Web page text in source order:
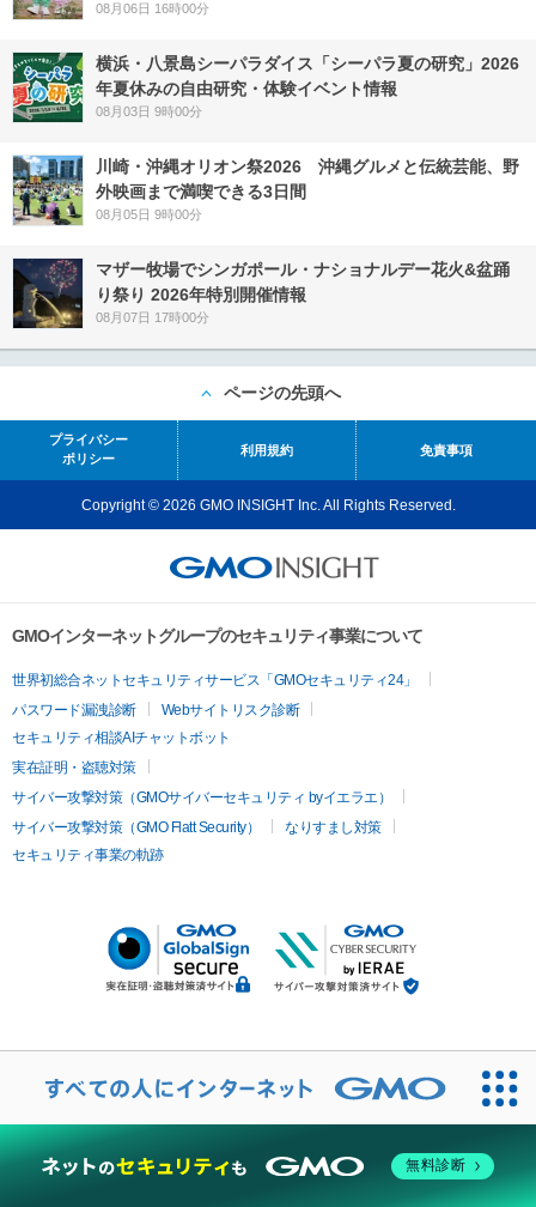
08月06日 16時00分
横浜・八景島シーパラダイス「シーパラ夏の研究」2026
年夏休みの自由研究・体験イベント情報
08月03日 9時00分
川崎・沖縄オリオン祭2026 沖縄グルメと伝統芸能、野
外映画まで満喫できる3日間
08月05日 9時00分
マザー牧場でシンガポール・ナショナルデー花火&盆踊
り祭り 2026年特別開催情報
08月07日 17時00分
ページの先頭へ
プライバシー
ポリシー
利用規約 免責事項
Copyright © 2026 GMO INSIGHT Inc. All Rights Reserved.
GMOインターネットグループのセキュリティ事業について
世界初総合ネットセキュリティサービス「GMOセキュリティ24」
パスワード漏洩診断
Webサイトリスク診断
セキュリティ相談AIチャットボット
実在証明・盗聴対策
サイバー攻撃対策（GMOサイバーセキュリティ byイエラエ）
サイバー攻撃対策（GMO Flatt Security）
なりすまし対策
セキュリティ事業の軌跡
無料診断